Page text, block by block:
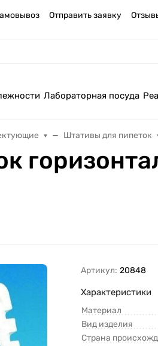
Отправить заявку
Лабораторная посуда
Штативы для пипеток
Артикул: 20848
Характеристики
Материал
Вид изделия
Страна